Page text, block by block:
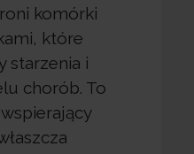
komórki
które
starzenia i
chorób. To